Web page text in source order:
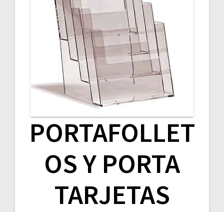
PORTAFOLLET
OS Y PORTA
TARJETAS